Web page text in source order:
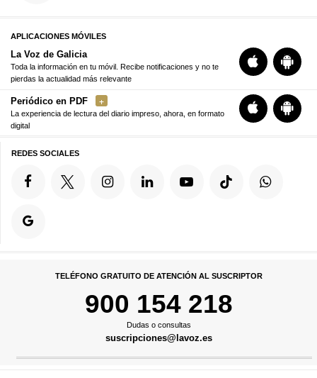
APLICACIONES MÓVILES
La Voz de Galicia
Toda la información en tu móvil. Recibe notificaciones y no te
pierdas la actualidad más relevante
Periódico en PDF
La experiencia de lectura del diario impreso, ahora, en formato
digital
REDES SOCIALES
TELÉFONO GRATUITO DE ATENCIÓN AL SUSCRIPTOR
900 154 218
Dudas o consultas
suscripciones@lavoz.es